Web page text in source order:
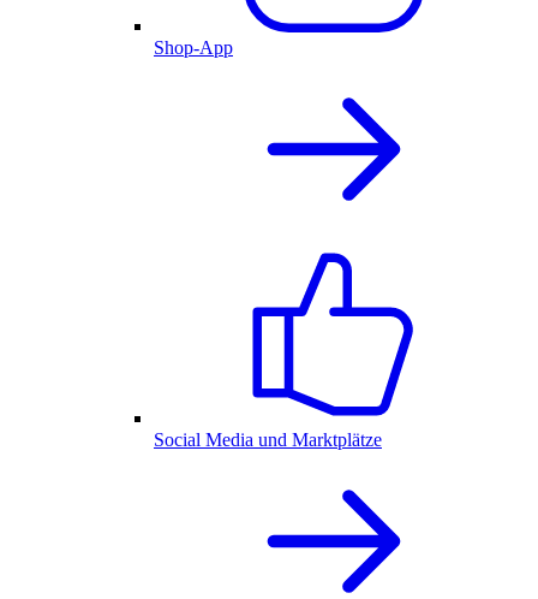
Shop-App
Social Media und Marktplätze